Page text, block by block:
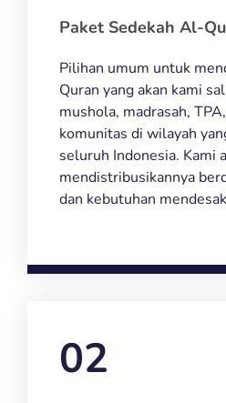
Paket Sedekah Al-
Pilihan umum untuk
Quran yang akan kami
mushola, madrasah,
komunitas di wilayah
seluruh Indonesia. Kami
mendistribusikannya
dan kebutuhan
02